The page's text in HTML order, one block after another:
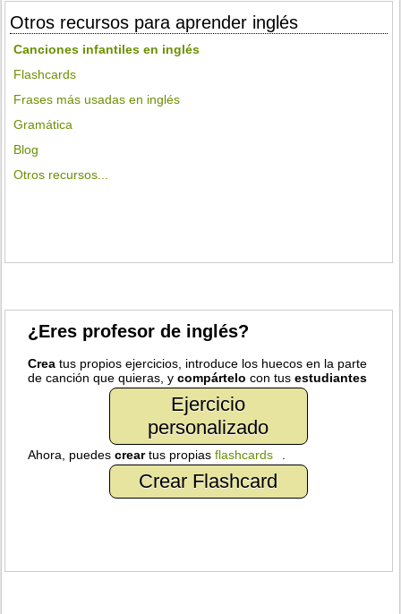
Otros recursos para aprender inglés
Canciones infantiles en inglés
Flashcards
Frases más usadas en inglés
Gramática
Blog
Otros recursos...
¿Eres profesor de inglés?
Crea tus propios ejercicios, introduce los huecos en la parte
de canción que quieras, ycompártelo con tusestudiantes
Ejercicio
personalizado
Ahora, puedescreartus propiasflashcards
Crear Flashcard